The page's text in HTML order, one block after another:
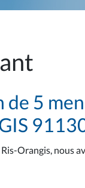
5
Orangis, nous